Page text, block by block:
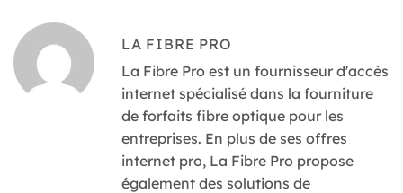
LA FIBRE PRO
La Fibre Pro est un fournisseur d'accès
internet spécialisé dans la fourniture
de forfaits fibre optique pour les
entreprises. En plus de ses offres
internet pro, La Fibre Pro propose
également des solutions de